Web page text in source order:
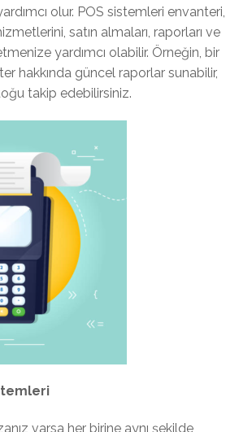
olur. POS sistemleri envanteri,
satın almaları, raporları ve
yardımcı olabilir. Örneğin, bir
hakkında güncel raporlar sunabilir,
takip edebilirsiniz.
varsa her birine aynı şekilde